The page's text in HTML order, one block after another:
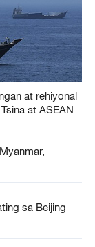
at rehiyonal
at ASEAN
sa Beijing